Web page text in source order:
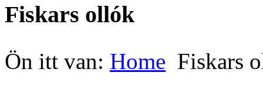
Fiskars ollók
Ön itt van: Home Fiskars